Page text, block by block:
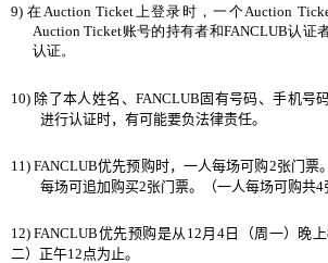
9)在 Auction Ticket 上登录时 ，一个Auction
Auction Ticket账号的持有者和FANCLUB认证
认证。
10) 除了本人姓名、 FANCLUB 固有号码、手机号
进行认证时， 有可能要负法律责任。
11) FANCLUB优先预购时，一人每场可购2张门票
每场可追加购买2张门票。（一人每场可购共4
12) FANCLUB优先预购是从 12 月 4日（周一） 晚 上
二）正午12 点为 止。